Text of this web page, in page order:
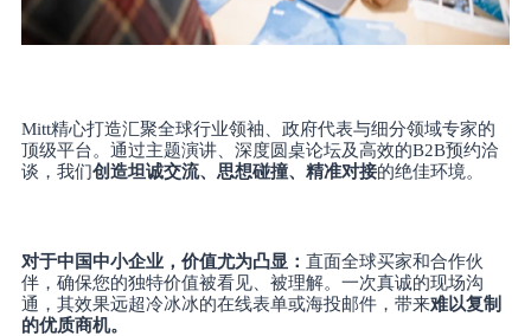
Mitt精心打造汇聚全球行业领袖、政府代表与细分领域专家的
顶级平台。通过主题演讲、深度圆桌论坛及高效的B2B预约洽
谈，我们创造坦诚交流、思想碰撞、精准对接的绝佳环境。
对于中国中小企业，价值尤为凸显： 直面全球买家和合作伙
伴，确保您的独特价值被看见、被理解。一次真诚的现场沟
通，其效果远超冷冰冰的在线表单或海投邮件，带来难以复制
的优质商机。